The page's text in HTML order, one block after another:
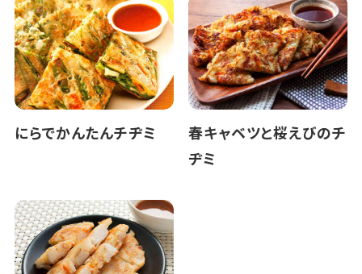
にらでかんたんチヂミ
春キャベツと桜えびのチ
ヂミ